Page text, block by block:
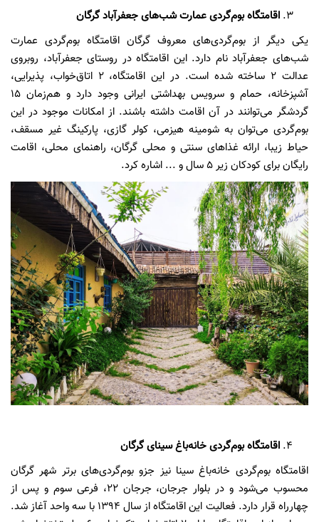
اقامتگاه بوم‌گردی عمارت شب‌های جعفرآباد گرگان
یکی دیگر از بوم‌گردی‌های معروف گرگان اقامتگاه بوم‌گردی عمارت
شب‌های جعفرآباد نام دارد. این اقامتگاه در روستای جعفرآباد، روبروی
عدالت 2 ساخته شده است. در این اقامتگاه، 2 اتاق‌خواب، پذیرایی،
آشپزخانه، حمام و سرویس بهداشتی ایرانی وجود دارد و هم‌زمان 15
گردشگر می‌توانند در آن اقامت داشته باشند. از امکانات موجود در این
بوم‌گردی می‌توان به شومینه هیزمی، کولر گازی، پارکینگ غیر مسقف،
حیاط زیبا، ارائه غذاهای سنتی و محلی گرگان، راهنمای محلی، اقامت
رایگان برای کودکان زیر 5 سال و ... اشاره کرد.
اقامتگاه بوم‌گردی خانه‌باغ سینای گرگان
اقامتگاه بوم‌گردی خانه‌باغ سینا نیز جزو بوم‌گردی‌های برتر شهر گرگان
محسوب می‌شود و در بلوار جرجان، جرجان 22، فرعی سوم و پس از
چهارراه قرار دارد. فعالیت این اقامتگاه از سال 1394 با سه واحد آغاز شد.